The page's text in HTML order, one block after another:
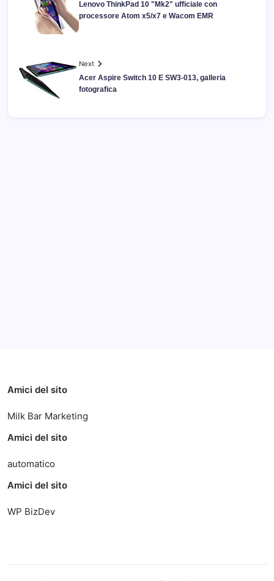
Lenovo ThinkPad 10 "Mk2" ufficiale con
processore Atom x5/x7 e Wacom EMR
Next
Acer Aspire Switch 10 E SW3-013, galleria
fotografica
Amici del sito
Milk Bar Marketing
Amici del sito
automatico
Amici del sito
WP BizDev